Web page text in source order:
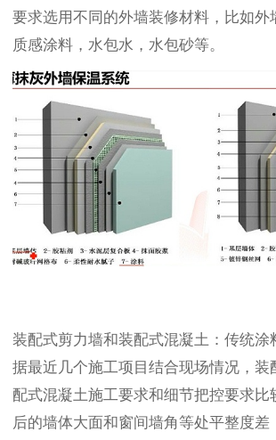
要求选用不同的外墙装修材料，比如外
质感涂料，水包水，水包砂等。
装配式剪力墙和装配式混凝土：传统涂
据最近几个施工项目结合现场情况，装
配式混凝土施工要求和细节把控要求比
后的墙体大面和窗间墙角等处平整度差